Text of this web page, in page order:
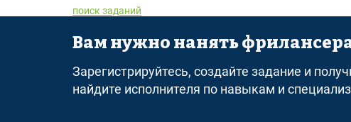
поиск заданий
© 2026 freelance.ru Сервисы Помощь Поиск Правила
Вам нужно нанять
Зарегистрируйтесь, создайте задание и
найдите исполнителя по навыкам и